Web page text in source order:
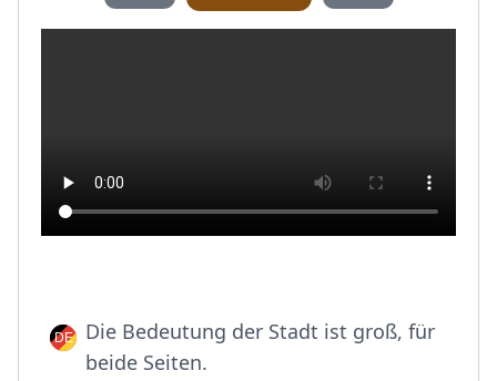
Die Bedeutung der Stadt ist groß, für
beide Seiten.